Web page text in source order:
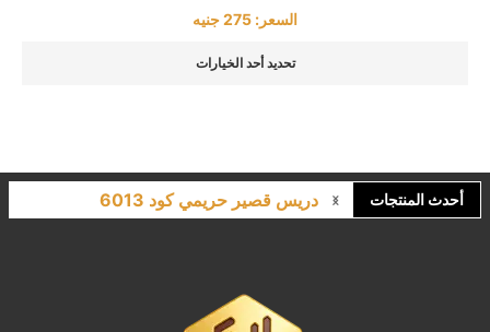
السعر: 275جنيه
تحديد أحد الخيارات
أحدث المنتجات دريس قصير حريمي كود 6013